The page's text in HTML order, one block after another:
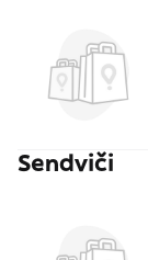
Sendviči